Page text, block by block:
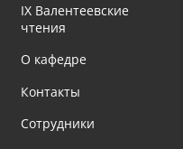
IX Валентеевские
чтения
О кафедре
Контакты
Сотрудники